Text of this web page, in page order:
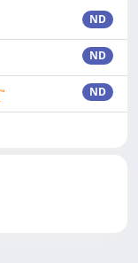
ND
ND
ND